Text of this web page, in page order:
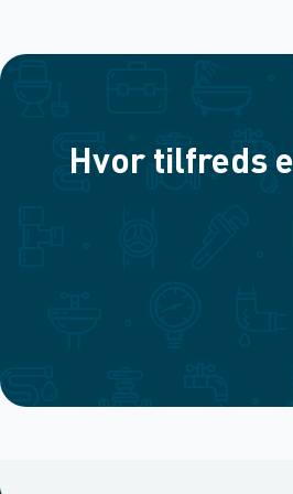
Hvor tilfreds